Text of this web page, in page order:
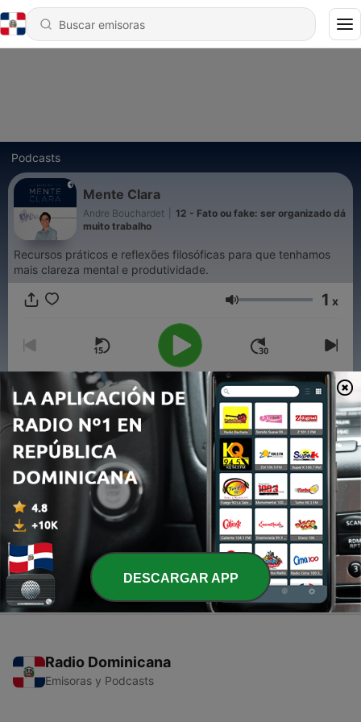
Podcasts
Mente Clara
Andre Bouchardet
12 - Fato ou fake: ser organizado dá
muito trabalho
Recursos práticos e reflexões filosóficas para que tenhamos
mais clareza mental e produtividade.
Volumen 1 x
00:00
Episodios
12 - Fato ou fake: ser organizado dá muito trabalho
12 jul. 2023
2 - Como limpar a sua mente
23 abr. 2019
Radio Dominicana
Emisoras y Podcasts
DESCARGAR APP